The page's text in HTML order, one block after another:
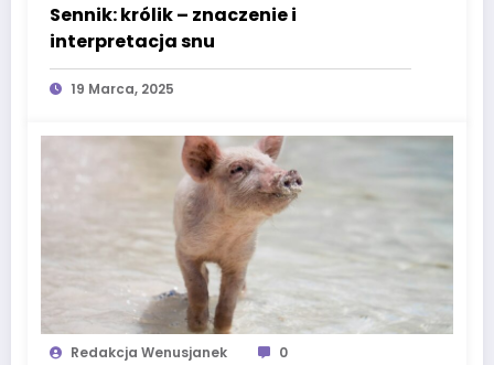
Sennik: królik – znaczenie i
interpretacja snu
19 Marca, 2025
Redakcja Wenusjanek 0